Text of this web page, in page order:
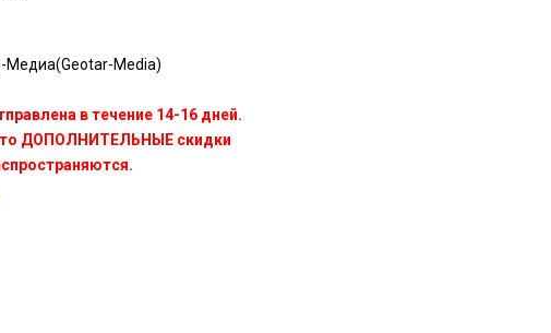
Медиа(Geotar-Media)
в течение 14-16 дней.
ДОПОЛНИТЕЛЬНЫЕ скидки